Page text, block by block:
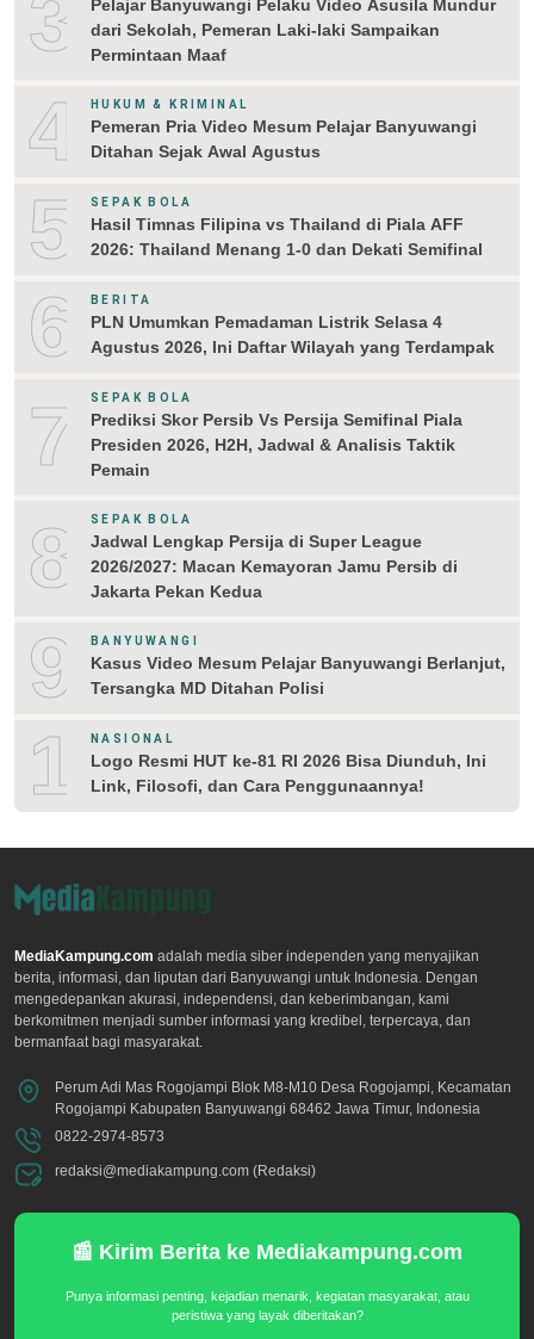
3
Pelajar Banyuwangi Pelaku Video Asusila Mundur
dari Sekolah, Pemeran Laki-laki Sampaikan
Permintaan Maaf
4 HUKUM & KRIMINAL
Pemeran Pria Video Mesum Pelajar Banyuwangi
Ditahan Sejak Awal Agustus
5 SEPAK BOLA
Hasil Timnas Filipina vs Thailand di Piala AFF
2026: Thailand Menang 1-0 dan Dekati Semifinal
6 BERITA
PLN Umumkan Pemadaman Listrik Selasa 4
Agustus 2026, Ini Daftar Wilayah yang Terdampak
7 SEPAK BOLA
Prediksi Skor Persib Vs Persija Semifinal Piala
Presiden 2026, H2H, Jadwal & Analisis Taktik
Pemain
8 SEPAK BOLA
Jadwal Lengkap Persija di Super League
2026/2027: Macan Kemayoran Jamu Persib di
Jakarta Pekan Kedua
9 BANYUWANGI
Kasus Video Mesum Pelajar Banyuwangi Berlanjut,
Tersangka MD Ditahan Polisi
10NASIONAL
Logo Resmi HUT ke-81 RI 2026 Bisa Diunduh, Ini
Link, Filosofi, dan Cara Penggunaannya!
MediaKampung.com adalah media siber independen yang menyajikan
berita, informasi, dan liputan dari Banyuwangi untuk Indonesia. Dengan
mengedepankan akurasi, independensi, dan keberimbangan, kami
berkomitmen menjadi sumber informasi yang kredibel, terpercaya, dan
bermanfaat bagi masyarakat.
Perum Adi Mas Rogojampi Blok M8-M10 Desa Rogojampi, Kecamatan
Rogojampi Kabupaten Banyuwangi 68462 Jawa Timur, Indonesia
0822-2974-8573
redaksi@mediakampung.com (Redaksi)
📰 Kirim Berita ke Mediakampung.com
Punya informasi penting, kejadian menarik, kegiatan masyarakat, atau
peristiwa yang layak diberitakan?